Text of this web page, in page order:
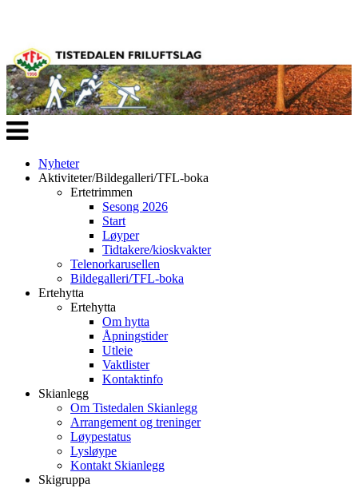
Veksle
navigasjon
Nyheter
Aktiviteter/Bildegalleri/TFL-boka
Ertetrimmen
Sesong 2026
Start
Løyper
Tidtakere/kioskvakter
Telenorkarusellen
Bildegalleri/TFL-boka
Ertehytta
Ertehytta
Om hytta
Åpningstider
Utleie
Vaktlister
Kontaktinfo
Skianlegg
Om Tistedalen Skianlegg
Arrangement og treninger
Løypestatus
Lysløype
Kontakt Skianlegg
Skigruppa